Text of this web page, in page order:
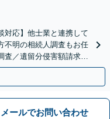
対応】他士業と連携して
不明の相続人調査もお任
査／遺留分侵害額請求／
応】
メールでお問い合わせ